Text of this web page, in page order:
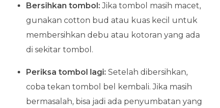
Bersihkan tombol:Jika tombol masih macet,
gunakan cotton bud atau kuas kecil untuk
membersihkan debu atau kotoran yang ada
di sekitar tombol.
Periksa tombol lagi: Setelah dibersihkan,
coba tekan tombol bel kembali. Jika masih
bermasalah, bisa jadi ada penyumbatan yang